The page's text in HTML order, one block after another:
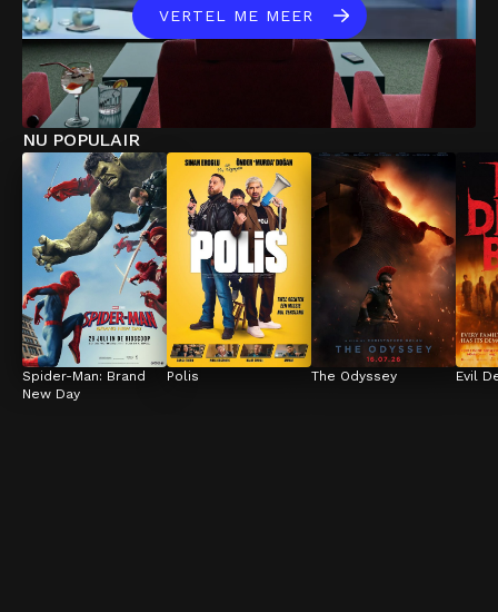
VERTEL ME MEER
NU POPULAIR
Spider-Man: Brand
New Day
Polis The Odyssey Evil